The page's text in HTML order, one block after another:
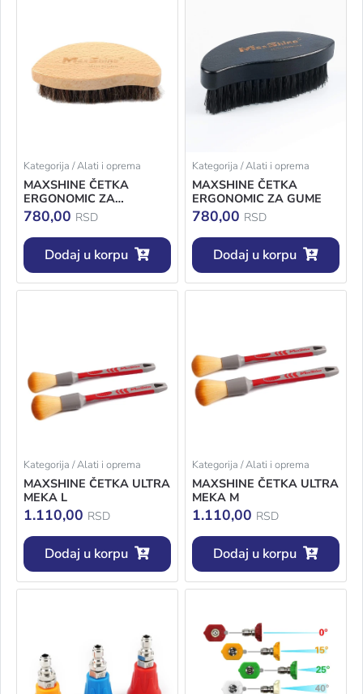
Kategorija / Alati i oprema
MAXSHINE ČETKA
ERGONOMIC ZA
ENTERIJER
780,00 RSD
Dodaj u korpu
Kategorija / Alati i oprema
MAXSHINE ČETKA
ERGONOMIC ZA GUME
780,00 RSD
Dodaj u korpu
Kategorija / Alati i oprema
MAXSHINE ČETKA ULTRA
MEKA L
1.110,00 RSD
Dodaj u korpu
Kategorija / Alati i oprema
MAXSHINE ČETKA ULTRA
MEKA M
1.110,00 RSD
Dodaj u korpu